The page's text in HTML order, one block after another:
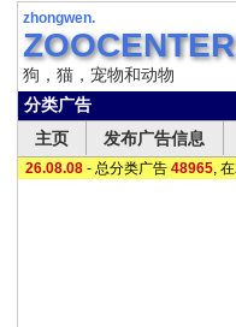
zhongwen.
狗，猫，宠物和动物
分类广告
主页
发布广告信息
26.08.08 - 总分类广告 48965